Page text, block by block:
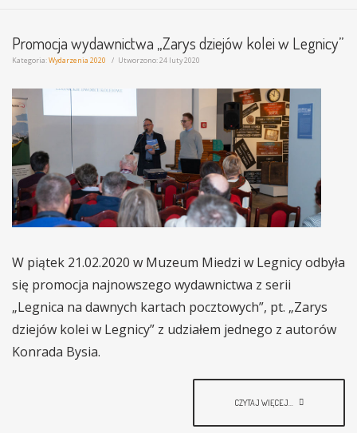
Promocja wydawnictwa „Zarys dziejów kolei w Legnicy”
Kategoria:Wydarzenia 2020 Utworzono: 24 luty 2020
W piątek 21.02.2020 w Muzeum Miedzi w Legnicy odbyła
się promocja najnowszego wydawnictwa z serii
„Legnica na dawnych kartach pocztowych”, pt. „Zarys
dziejów kolei w Legnicy” z udziałem jednego z autorów
Konrada Bysia.
CZYTAJ WIĘCEJ...